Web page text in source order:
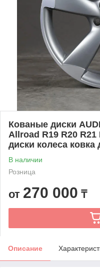
Кованые диски
Allroad R19 R20
диски колеса ковка
В наличии
Розница
от 270 000 ₸
Описание